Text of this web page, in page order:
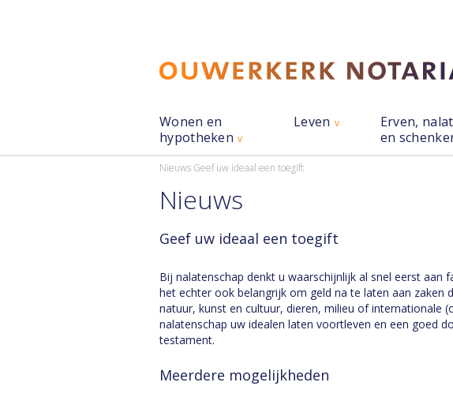
Wonen en
hypotheken
Leven
Erven,
en
Nieuws Geef uw ideaal een toegift
Nieuws
Geef uw ideaal een toegift
Bij nalatenschap denkt u waarschijnlijk al snel eerst aan
het echter ook belangrijk om geld na te laten aan zaken
natuur, kunst en cultuur, dieren, milieu of internationale
nalatenschap uw idealen laten voortleven en een goed
testament.
Meerdere mogelijkheden